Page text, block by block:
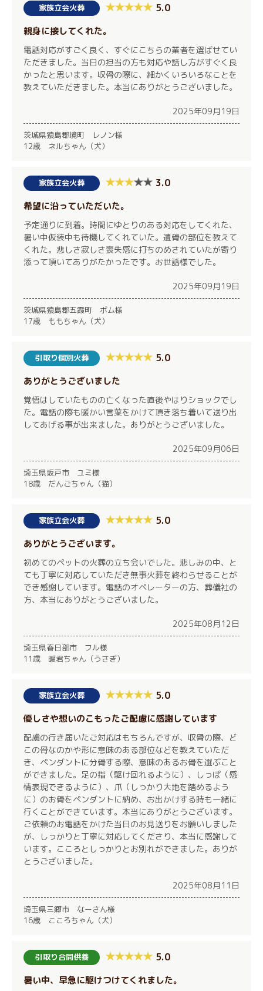
家族立会火葬 5.0
親身に接してくれた。
電話対応がすごく良く、すぐにこちらの業者を選ばせてい
ただきました。当日の担当の方も対応や話し方がすぐく良
かったと思います。収骨の際に、細かくいろいろなことを
教えていただきました。本当にありがとうございました。
2025年09月19日
茨城県猿島郡境町 レノン様
12歳 ネルちゃん（犬）
家族立会火葬 3.0
希望に沿っていただいた。
予定通りに到着。時間にゆとりのある対応をしてくれた、
暑い中仮装中も待機してくれていた。遺骨の部位を教えて
くれた。悲しさ寂しさ喪失感に打ちのめされていたが寄り
添って頂いてありがたかったです。お世話様でした。
2025年09月19日
茨城県猿島郡五霞町 ボム様
17歳 ももちゃん（犬）
引取り個別火葬 5.0
ありがとうございました
覚悟はしていたものの亡くなった直後やはりショックでし
た。電話の際も暖かい言葉をかけて頂き落ち着いて送り出
してあげる事が出来ました。ありがとうございました。
2025年09月06日
埼玉県坂戸市 ユミ様
18歳 だんごちゃん（猫）
家族立会火葬 5.0
ありがとうございます。
初めてのペットの火葬の立ち会いでした。悲しみの中、と
ても丁寧に対応していただき無事火葬を終わらせることが
でき感謝しています。電話のオペレーターの方、葬儀社の
方、本当にありがとうございました。
2025年08月12日
埼玉県春日部市 フル様
11歳 暖君ちゃん（うさぎ）
家族立会火葬 5.0
優しさや想いのこもったご配慮に感謝しています
配慮の行き届いたご対応はもちろんですが、収骨の際、ど
この骨なのかや形に意味のある部位などを教えていただ
き、ペンダントに分骨する際、意味のあるお骨を選ぶこと
ができました。足の指（駆け回れるように）、しっぽ（感
情表現できるように）、爪（しっかり大地を踏めるよう
に）のお骨をペンダントに納め、お出かけする時も一緒に
行くことができています。本当にありがとうございます。
ご依頼のお電話をかけた当日のお見送りをお願いしました
が、しっかりと丁寧に対応してくださり、本当に感謝して
います。こころとしっかりとお別れができました。ありが
とうございました。
2025年08月11日
埼玉県三郷市 なーさん様
16歳 こころちゃん（犬）
引取り合同供養 5.0
暑い中、早急に駆けつけてくれました。